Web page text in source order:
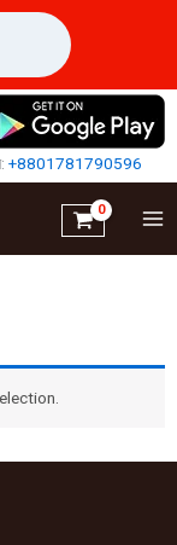
+8801781790596